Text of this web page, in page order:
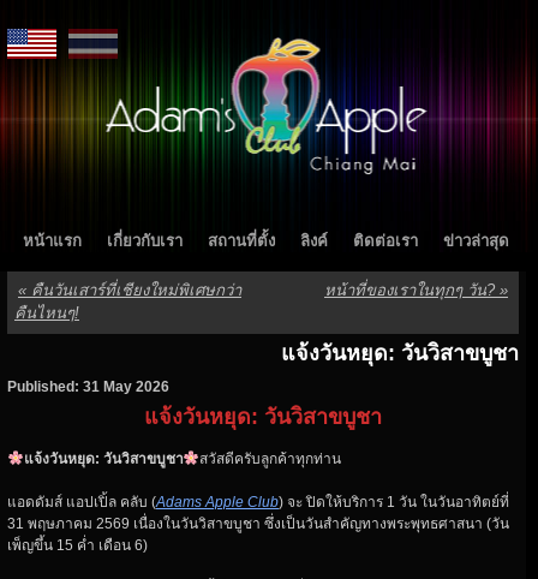
หน้าแรก เกี่ยวกับเรา สถานที่ตั้ง ลิงค์ ติดต่อเรา ข่าวล่าสุด
« คืนวันเสาร์ที่เชียงใหม่พิเศษกว่า
คืนไหนๆ!
หน้าที่ของเราในทุกๆ วัน? »
แจ้งวันหยุด: วันวิสาขบูชา
Published: 31 May 2026
แจ้งวันหยุด: วันวิสาขบูชา
แจ้งวันหยุด: วันวิสาขบูชา สวัสดีครับลูกค้าทุกท่าน
แอดดัมส์ แอปเปิ้ล คลับ (Adams Apple Club) จะ ปิดให้บริการ 1 วัน ในวันอาทิตย์ที่
31 พฤษภาคม 2569 เนื่องในวันวิสาขบูชา ซึ่งเป็นวันสำคัญทางพระพุทธศาสนา (วัน
เพ็ญขึ้น 15 ค่ำ เดือน 6)